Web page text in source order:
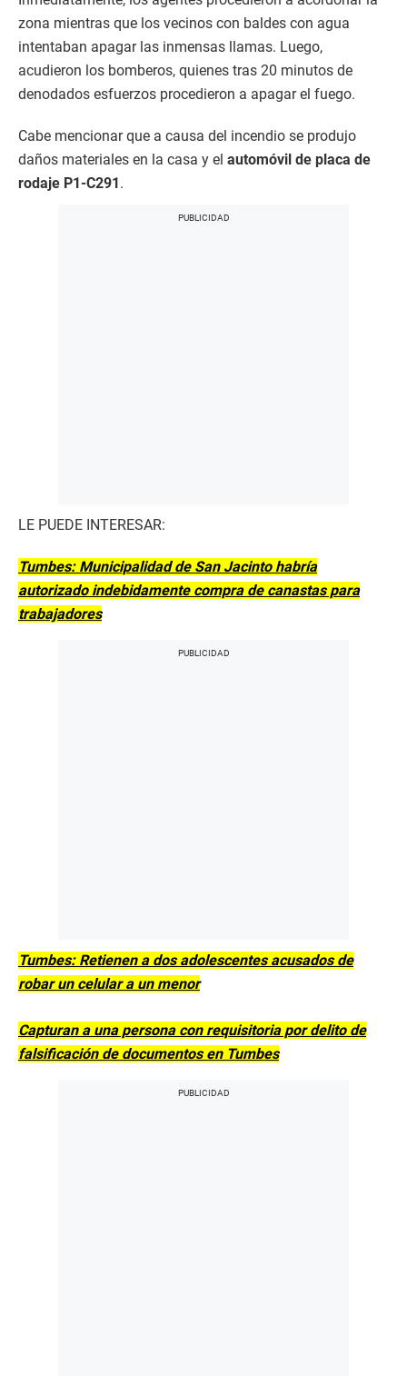
zona mientras que los vecinos con baldes con agua
intentaban apagar las inmensas llamas. Luego,
acudieron los bomberos, quienes tras 20 minutos de
denodados esfuerzos procedieron a apagar el fuego.
Cabe mencionar que a causa del incendio se produjo
daños materiales en la casa y el automóvil de placa de
rodaje P1-C291.
LE PUEDE INTERESAR:
Tumbes: Municipalidad de San Jacinto habría
autorizado indebidamente compra de canastas para
trabajadores
Tumbes: Retienen a dos adolescentes acusados de
robar un celular a un menor
Capturan a una persona con requisitoria por delito de
falsificación de documentos en Tumbes